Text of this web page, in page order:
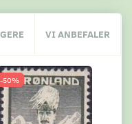
VI ANBEFALER
-50%